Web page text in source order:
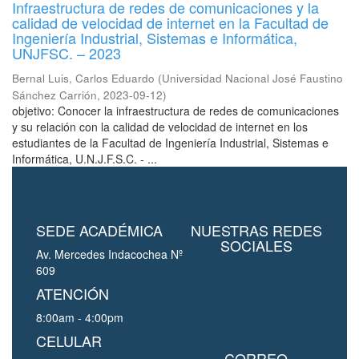
Infraestructura de redes de comunicaciones y la
calidad de velocidad de internet en la Facultad de
Ingeniería Industrial, Sistemas e Informática,
UNJFSC. – 2023
Bernal Luis, Carlos Eduardo (Universidad Nacional José Faustino
Sánchez Carrión, 2023-09-12)
objetivo: Conocer la infraestructura de redes de comunicaciones
y su relación con la calidad de velocidad de internet en los
estudiantes de la Facultad de Ingeniería Industrial, Sistemas e
Informática, U.N.J.F.S.C. - ...
SEDE ACADÉMICA
Av. Mercedes Indacochea Nº
609
ATENCIÓN
8:00am - 4:00pm
CELULAR
NUESTRAS REDES
SOCIALES